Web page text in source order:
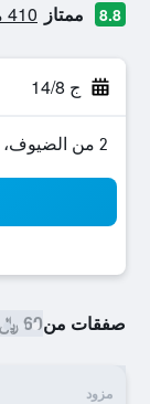
8.8 ممتاز 410 من التقييمات تم التحقق منها
ج 14/8
2 من الضيوف، غرفة واحدة
صفقات من60 ﷼
مزود